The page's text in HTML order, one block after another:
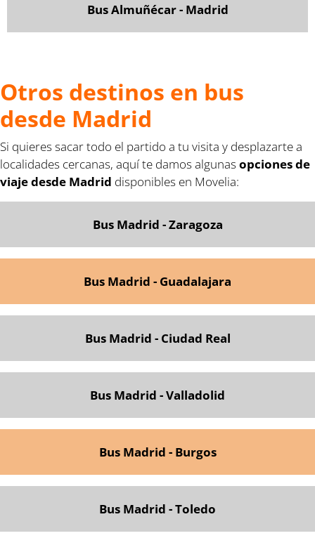
Bus Almuñécar - Madrid
Otros destinos en bus
desde Madrid
Si quieres sacar todo el partido a tu visita y desplazarte a
localidades cercanas, aquí te damos algunasopciones de
viaje desde Madrid disponibles en Movelia:
Bus Madrid - Zaragoza
Bus Madrid - Guadalajara
Bus Madrid - Ciudad Real
Bus Madrid - Valladolid
Bus Madrid - Burgos
Bus Madrid - Toledo